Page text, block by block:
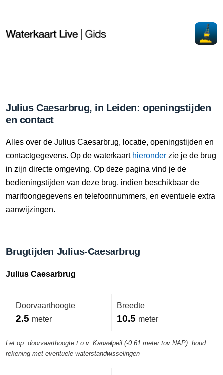
Julius Caesarbrug, in Leiden: openingstijden
en contact
Alles over de Julius Caesarbrug, locatie, openingstijden en
contactgegevens. Op de waterkaart hieronder zie je de brug
in zijn directe omgeving. Op deze pagina vind je de
bedieningstijden van deze brug, indien beschikbaar de
marifoongegevens en telefoonnummers, en eventuele extra
aanwijzingen.
Brugtijden Julius-Caesarbrug
Julius Caesarbrug
Doorvaarthoogte
2.5 meter
Breedte
10.5 meter
Let op: doorvaarthoogte t.o.v. Kanaalpeil (-0.61 meter tov NAP). houd
rekening met eventuele waterstandwisselingen